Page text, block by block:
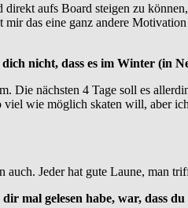
direkt aufs Board steigen zu
mir das eine ganz andere
nicht, dass es im Winter (in
Die nächsten 4 Tage soll es
wie möglich skaten will, aber
auch. Jeder hat gute Laune, man
mal gelesen habe, war, dass